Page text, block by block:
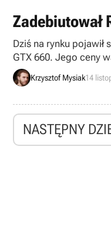
Zadebiutował
Dziś na rynku pojawił
GTX 660. Jego ceny
Krzysztof Mysiak14
NASTĘPNY